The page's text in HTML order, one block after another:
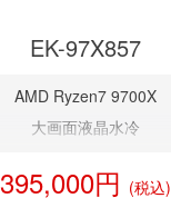
EK-97X857
AMD Ryzen7 9700X
大画面液晶水冷
RTX 5070 12GB
395,000円 (税込)